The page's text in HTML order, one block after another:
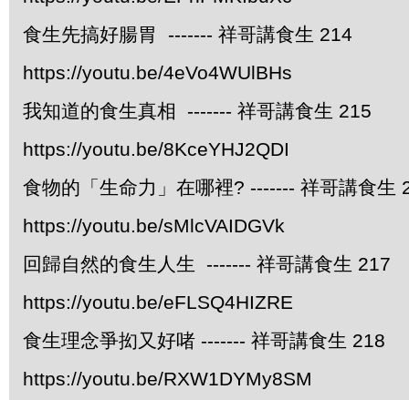
食生先搞好腸胃 ------- 祥哥講食生 214
https://youtu.be/4eVo4WUlBHs
我知道的食生真相 ------- 祥哥講食生 215
https://youtu.be/8KceYHJ2QDI
食物的「生命力」在哪裡? ------- 祥哥講食生
https://youtu.be/sMlcVAIDGVk
回歸自然的食生人生 ------- 祥哥講食生 217
https://youtu.be/eFLSQ4HIZRE
食生理念爭抝又好啫 ------- 祥哥講食生 218
https://youtu.be/RXW1DYMy8SM